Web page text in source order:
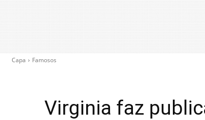
Capa Famosos
Virginia faz